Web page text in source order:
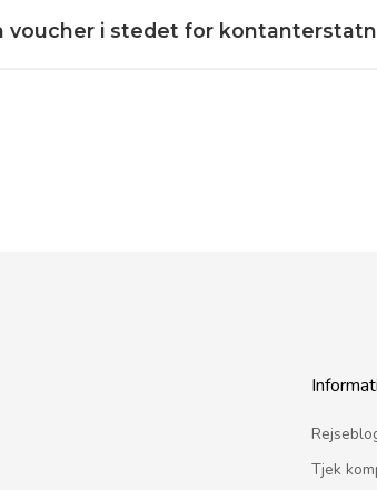
voucher i stedet for
Tjek